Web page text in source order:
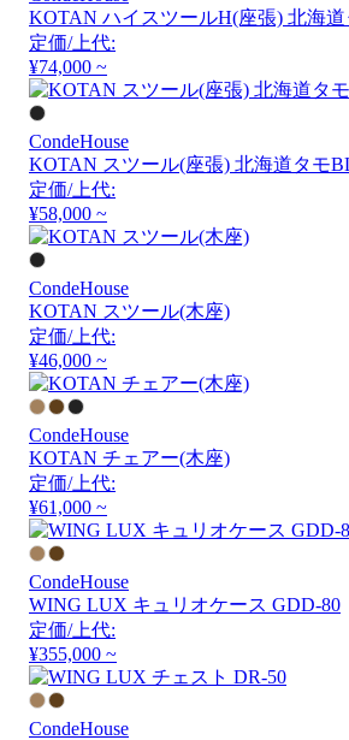
KOTAN ハイスツールH(座張) 北海
定価/上代:
¥74,000 ~
CondeHouse
KOTAN スツール(座張) 北海道タモ
定価/上代:
¥58,000 ~
CondeHouse
KOTAN スツール(木座)
定価/上代:
¥46,000 ~
CondeHouse
KOTAN チェアー(木座)
定価/上代:
¥61,000 ~
CondeHouse
WING LUX キュリオケース GDD-80
定価/上代:
¥355,000 ~
CondeHouse